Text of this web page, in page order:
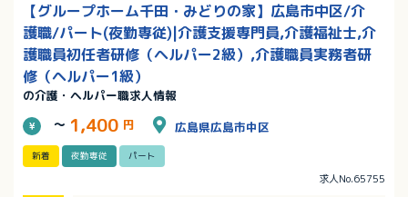
【グループホーム千田・みどりの家】広島市中区/介
護職/パート(夜勤専従)|介護支援専門員,介護福祉士,介
護職員初任者研修（ヘルパー2級）,介護職員実務者研
修（ヘルパー1級）
の介護・ヘルパー職求人情報
～ 1,400 円 広島県広島市中区
新着 夜勤専従 パート
求人No.65755